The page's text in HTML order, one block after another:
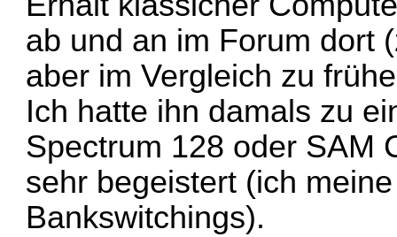
ab und an im Forum dort
aber im Vergleich zu
Ich hatte ihn damals zu
Spectrum 128 oder SAM
sehr begeistert (ich
Bankswitchings).